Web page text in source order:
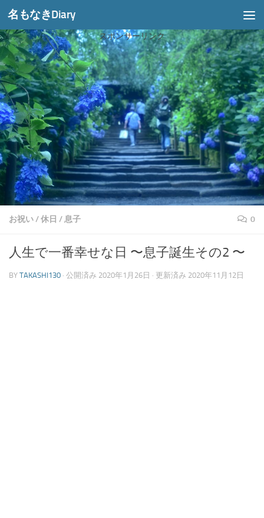
コンテンツへスキップ
名もなきDiary
スポンサーリンク
お祝い/休日 /息子 0
人生で一番幸せな日 〜息子誕生その2 〜
BY TAKASHI130 · 公開済み 2020年1月26日 · 更新済み 2020年11月12日